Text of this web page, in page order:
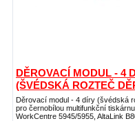
DĚROVACÍ MODUL - 4
(ŠVÉDSKÁ ROZTEČ
Děrovací modul - 4 díry (švédská
pro černobílou multifunkční
WorkCentre 5945/5955, AltaLink